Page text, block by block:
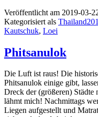
Veröffentlicht am 2019-03-
Kategorisiert als
Kautschuk, Loei
Phitsanulok
Die Luft ist raus! Die
Phitsanulok einige gibt,
Dreck der (größeren) Städte
lähmt mich! Nachmittags
Liegen aufgestellt und